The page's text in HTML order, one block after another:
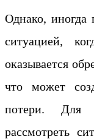
Однако, иногда
ситуацией,
оказывается
что может
потери. Для
рассмотреть